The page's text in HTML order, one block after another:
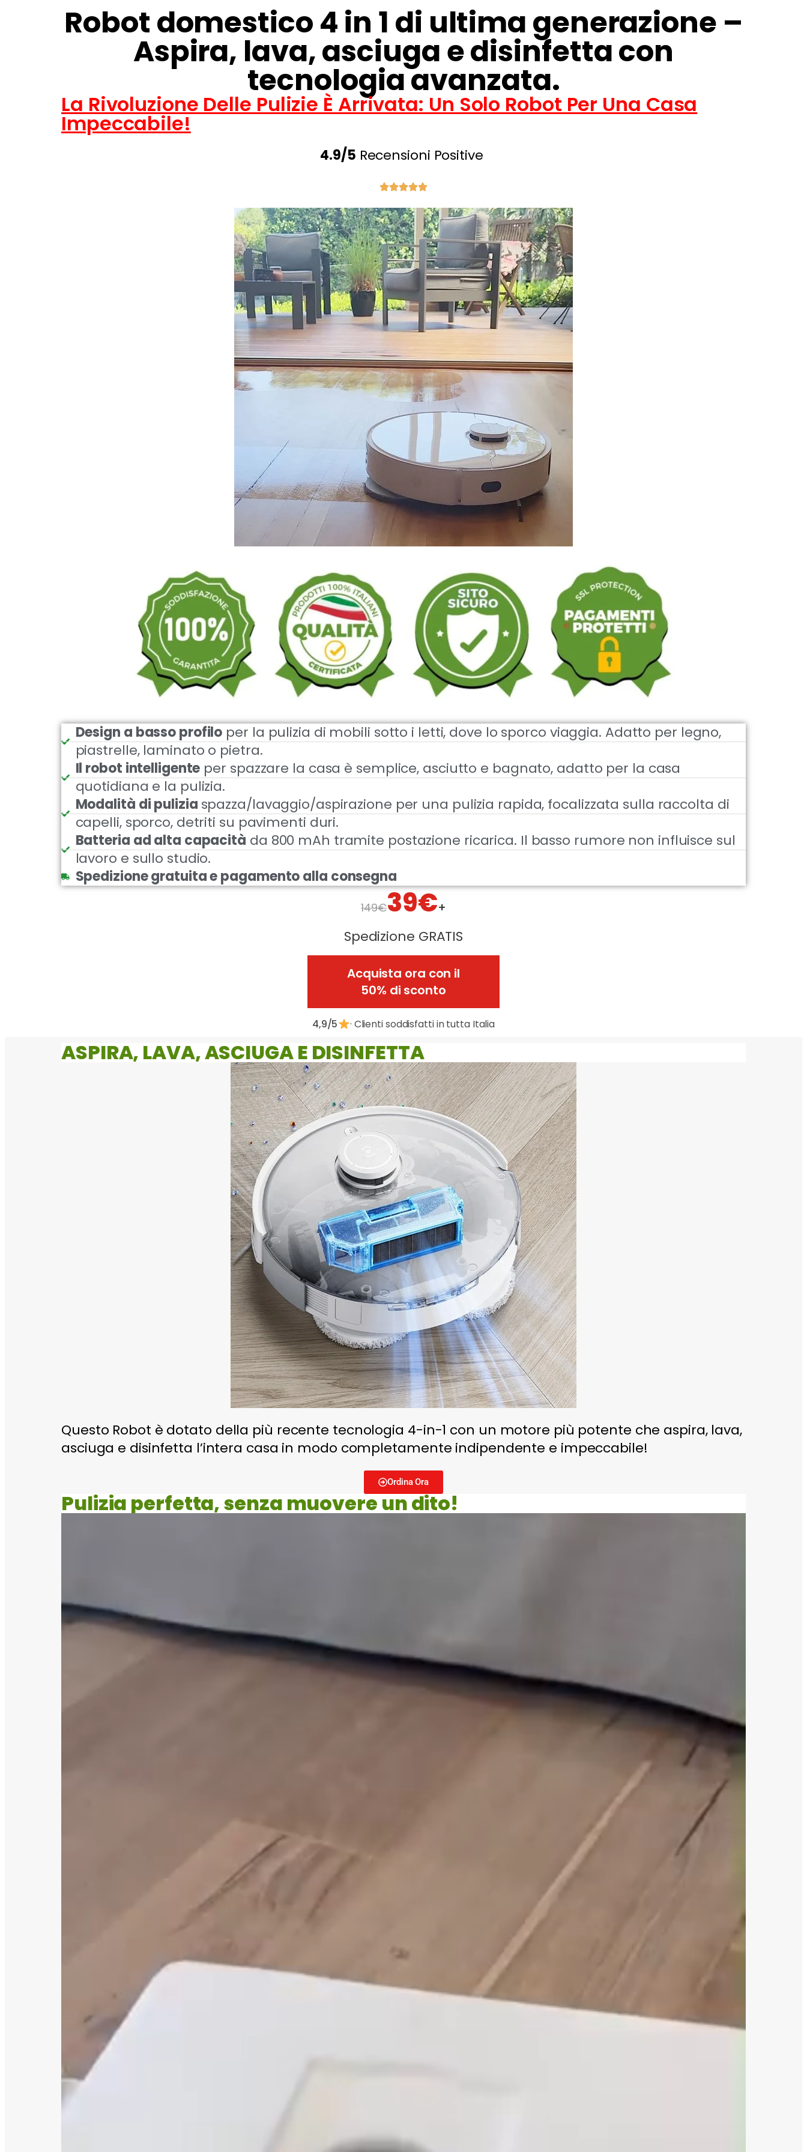
Robot domestico 4 in 1 di ultima generazione –
Aspira, lava, asciuga e disinfetta con
tecnologia avanzata.
La Rivoluzione Delle Pulizie È Arrivata: Un Solo Robot Per Una Casa
Impeccabile!
4.9/5 Recensioni Positive
Design a basso profilo per la pulizia di mobili sotto i letti, dove lo sporco viaggia. Adatto per legno,
piastrelle, laminato o pietra.
Il robot intelligente per spazzare la casa è semplice, asciutto e bagnato, adatto per la casa
quotidiana e la pulizia.
Modalità di pulizia spazza/lavaggio/aspirazione per una pulizia rapida, focalizzata sulla raccolta di
capelli, sporco, detriti su pavimenti duri.
Batteria ad alta capacità da 800 mAh tramite postazione ricarica. Il basso rumore non influisce sul
lavoro e sullo studio.
Spedizione gratuita e pagamento alla consegna
149€39€+
Spedizione GRATIS
Acquista ora con il
50% di sconto
4,9/5 · Clienti soddisfatti in tutta Italia
ASPIRA, LAVA, ASCIUGA E DISINFETTA
Questo Robot è dotato della più recente tecnologia 4-in-1 con un motore più potente che aspira, lava,
asciuga e disinfetta l’intera casa in modo completamente indipendente e impeccabile!
Ordina Ora
Pulizia perfetta, senza muovere un dito!